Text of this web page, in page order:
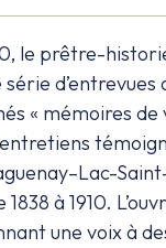
le prêtre-
« mémoires
à 1910.
une voix à